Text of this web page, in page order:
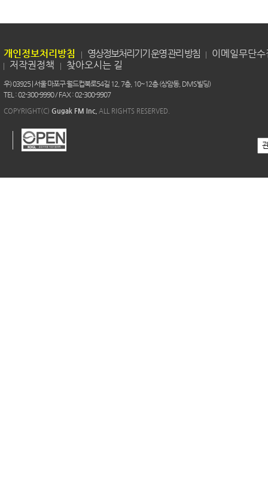
개인정보처리방침 영상정보처리기기 운영 관리 방침
이메일무단
저작권정책
찾아오시는 길
우) 03925 | 서울 마포구 월드컵북로54길 12, 7층, 10~12층 (상암동, DMS빌딩)
TEL : 02-300-9990 / FAX : 02-300-9907
COPYRIGHT(C) Gugak FM Inc. ALL RIGHTS RESERVED.